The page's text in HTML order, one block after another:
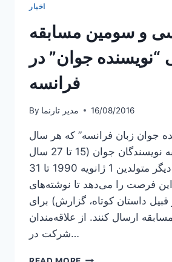
اخبار
و سومین مسابقه
“نویسنده جوان” در
فرانسه
By مدیر تارنما 16/08/2016
جوان زبان فرانسه” که هر سال
برگزار می‌شود به نویسندگان جوان (15 تا 27 سال
و یا به بیان دیگر متولدین 1 ژانویه 1990 تا 31
2001) این فرصت را می‌دهد تا نوشته‌های
قبیل داستان کوتاه، گزارش) برای
ارسال کنند. از علاقه‌مندان
شرکت در…
سی